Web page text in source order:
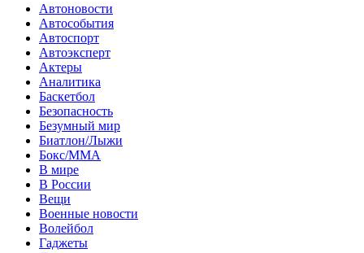
Автоновости
Автособытия
Автоспорт
Автоэксперт
Актеры
Аналитика
Баскетбол
Безопасность
Безумный мир
Биатлон/Лыжи
Бокс/MMA
В мире
В России
Вещи
Военные новости
Волейбол
Гаджеты